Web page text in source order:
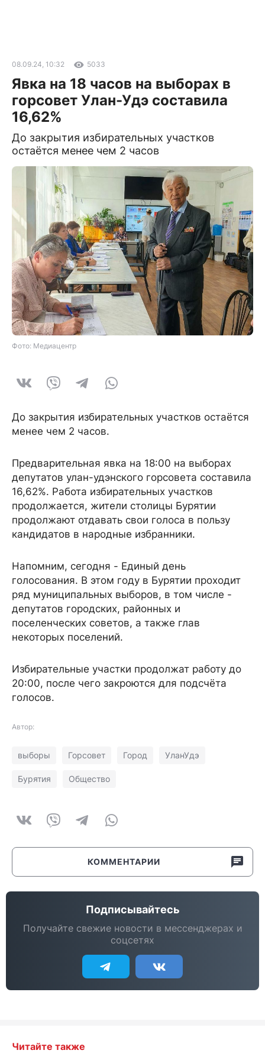
08.09.24, 10:32 5033
Явка на 18 часов на выборах в
горсовет Улан-Удэ составила
16,62%
До закрытия избирательных участков
остаётся менее чем 2 часов
Фото: Медиацентр
До закрытия избирательных участков остаётся
менее чем 2 часов.
Предварительная явка на 18:00 на выборах
депутатов улан-удэнского горсовета составила
16,62%. Работа избирательных участков
продолжается, жители столицы Бурятии
продолжают отдавать свои голоса в пользу
кандидатов в народные избранники.
Напомним, сегодня - Единый день
голосования. В этом году в Бурятии проходит
ряд муниципальных выборов, в том числе -
депутатов городских, районных и
поселенческих советов, а также глав
некоторых поселений.
Избирательные участки продолжат работу до
20:00, после чего закроются для подсчёта
голосов.
Автор:
выборы Горсовет Город УланУдэ
Бурятия Общество
КОММЕНТАРИИ
Подписывайтесь
Получайте свежие новости в мессенджерах и
соцсетях
Читайте также